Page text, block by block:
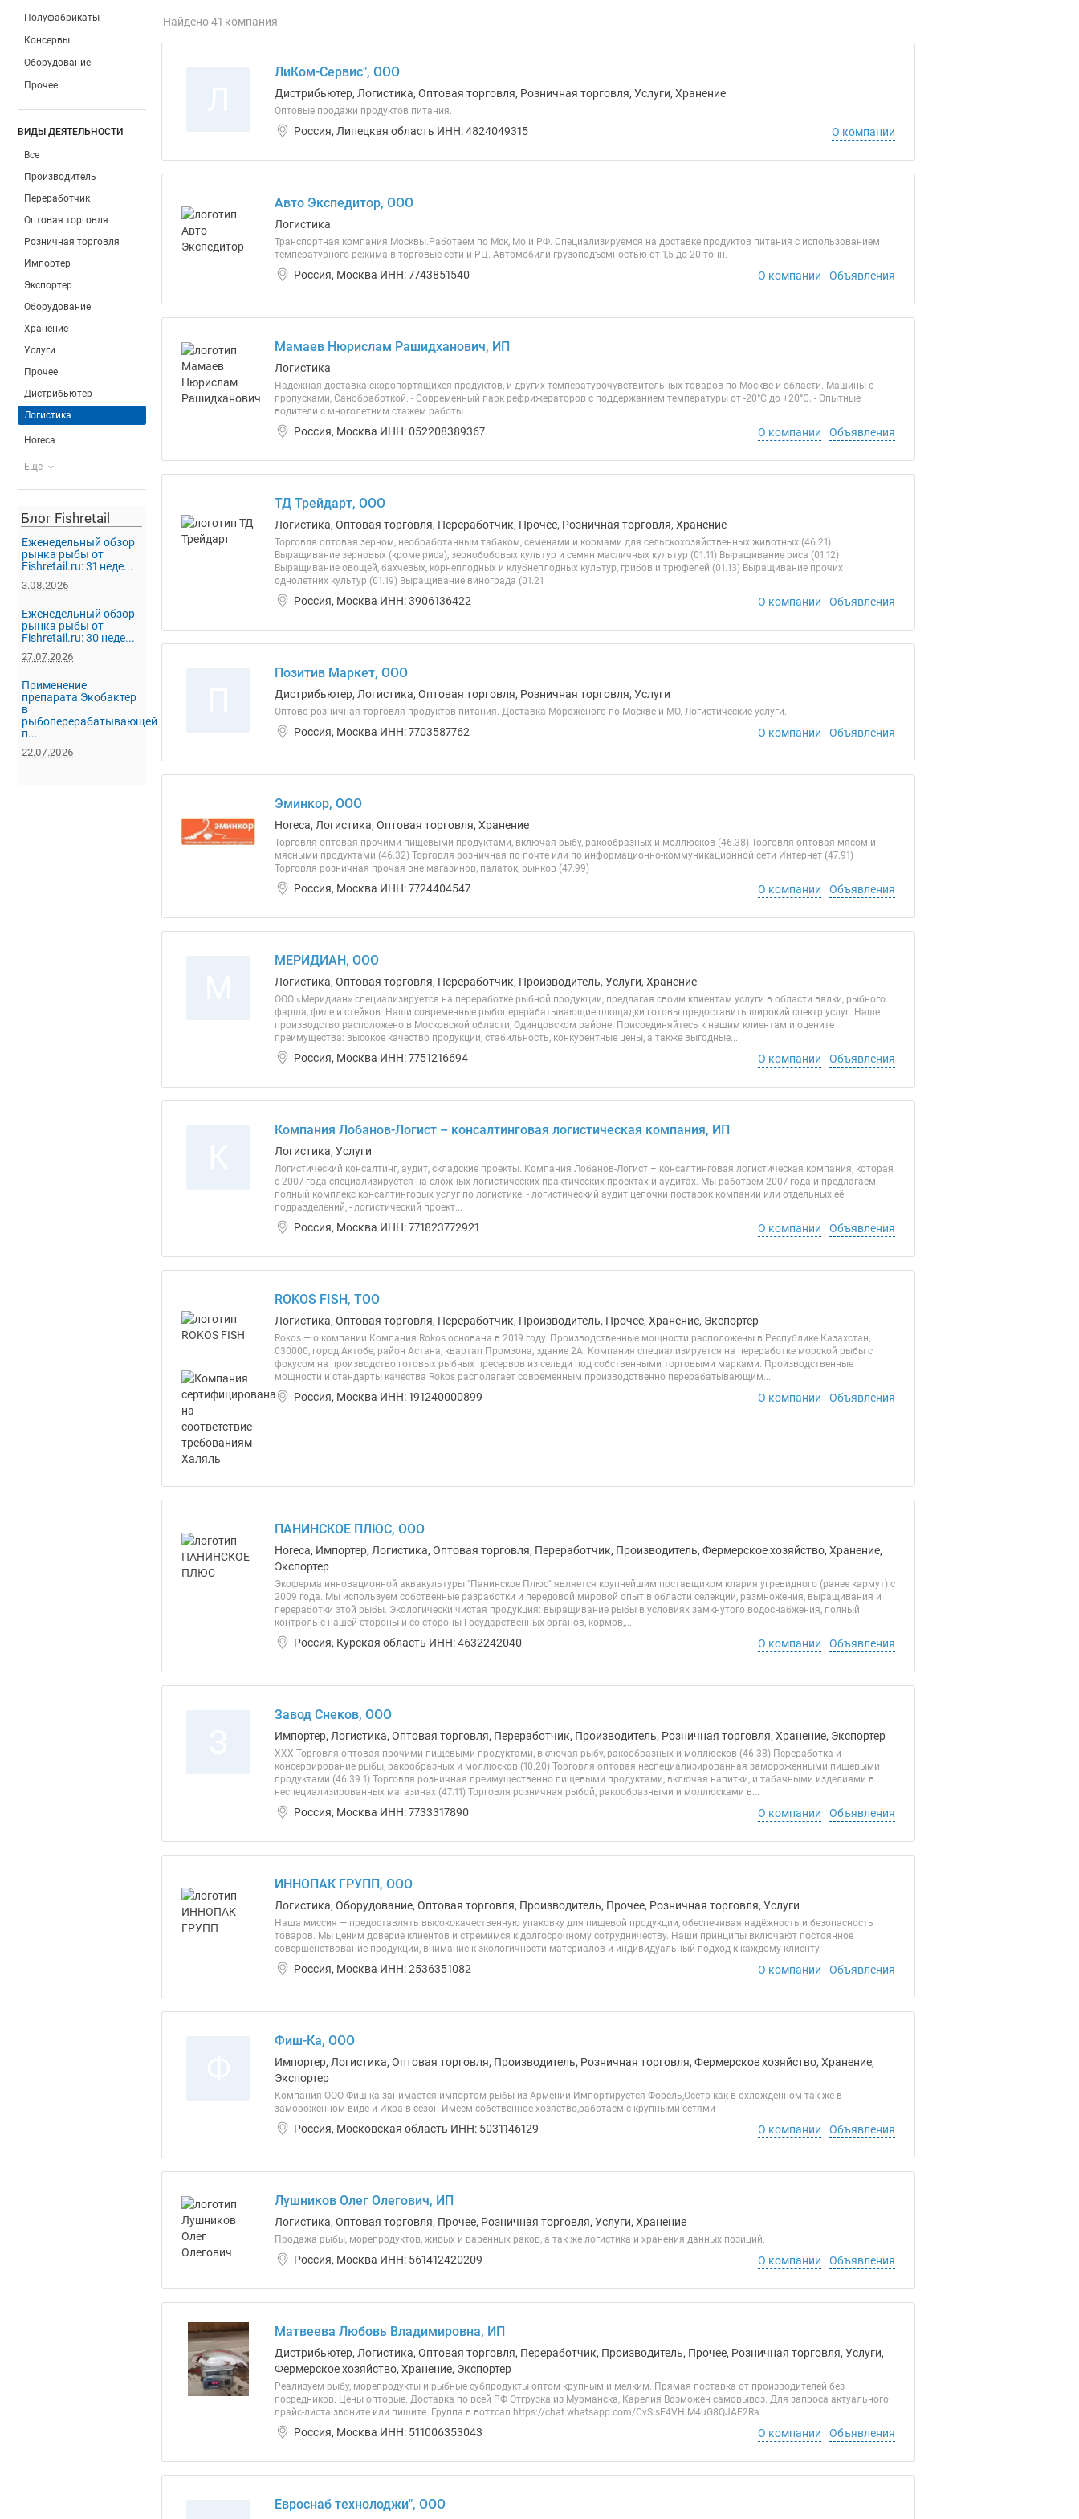
Полуфабрикаты
Консервы
Оборудование
Прочее
ВИДЫ ДЕЯТЕЛЬНОСТИ
Все
Производитель
Переработчик
Оптовая торговля
Розничная торговля
Импортер
Экспортер
Оборудование
Хранение
Услуги
Прочее
Дистрибьютер
Логистика
Horeca
Ещё
Блог Fishretail
Еженедельный обзор
рынка рыбы от
Fishretail.ru: 31 неде...
3.08.2026
Еженедельный обзор
рынка рыбы от
Fishretail.ru: 30 неде...
27.07.2026
Применение
препарата Экобактер
в
рыбоперерабатывающей
п...
22.07.2026
Найдено 41 компания
ЛиКом-Сервис", ООО
Дистрибьютер, Логистика, Оптовая торговля, Розничная торговля, Услуги, Хранение
Оптовые продажи продуктов питания.
Россия, Липецкая область ИНН: 4824049315 О компании
Авто Экспедитор, ООО
Логистика
Транспортная компания Москвы.Работаем по Мск, Мо и РФ. Специализируемся на доставке продуктов питания с использованием
температурного режима в торговые сети и РЦ. Автомобили грузоподъемностью от 1,5 до 20 тонн.
Россия, Москва ИНН: 7743851540 О компании Объявления
Мамаев Нюрислам Рашидханович, ИП
Логистика
Надежная доставка скоропортящихся продуктов, и других температурочувствительных товаров по Москве и области. Машины с
пропусками, Санобработкой. - Современный парк рефрижераторов с поддержанием температуры от -20°С до +20°С. - Опытные
водители с многолетним стажем работы.
Россия, Москва ИНН: 052208389367 О компании Объявления
ТД Трейдарт, ООО
Логистика, Оптовая торговля, Переработчик, Прочее, Розничная торговля, Хранение
Торговля оптовая зерном, необработанным табаком, семенами и кормами для сельскохозяйственных животных (46.21)
Выращивание зерновых (кроме риса), зернобобовых культур и семян масличных культур (01.11) Выращивание риса (01.12)
Выращивание овощей, бахчевых, корнеплодных и клубнеплодных культур, грибов и трюфелей (01.13) Выращивание прочих
однолетних культур (01.19) Выращивание винограда (01.21
Россия, Москва ИНН: 3906136422 О компании Объявления
Позитив Маркет, ООО
Дистрибьютер, Логистика, Оптовая торговля, Розничная торговля, Услуги
Оптово-розничная торговля продуктов питания. Доставка Мороженого по Москве и МО. Логистические услуги.
Россия, Москва ИНН: 7703587762 О компании Объявления
Эминкор, ООО
Horeca, Логистика, Оптовая торговля, Хранение
Торговля оптовая прочими пищевыми продуктами, включая рыбу, ракообразных и моллюсков (46.38) Торговля оптовая мясом и
мясными продуктами (46.32) Торговля розничная по почте или по информационно-коммуникационной сети Интернет (47.91)
Торговля розничная прочая вне магазинов, палаток, рынков (47.99)
Россия, Москва ИНН: 7724404547 О компании Объявления
МЕРИДИАН, ООО
Логистика, Оптовая торговля, Переработчик, Производитель, Услуги, Хранение
ООО «Меридиан» специализируется на переработке рыбной продукции, предлагая своим клиентам услуги в области вялки, рыбного
фарша, филе и стейков. Наши современные рыбоперерабатывающие площадки готовы предоставить широкий спектр услуг. Наше
производство расположено в Московской области, Одинцовском районе. Присоединяйтесь к нашим клиентам и оцените
преимущества: высокое качество продукции, стабильность, конкурентные цены, а также выгодные...
Россия, Москва ИНН: 7751216694 О компании Объявления
Компания Лобанов-Логист – консалтинговая логистическая компания, ИП
Логистика, Услуги
Логистический консалтинг, аудит, складские проекты. Компания Лобанов-Логист – консалтинговая логистическая компания, которая
с 2007 года специализируется на сложных логистических практических проектах и аудитах. Мы работаем 2007 года и предлагаем
полный комплекс консалтинговых услуг по логистике: - логистический аудит цепочки поставок компании или отдельных её
подразделений, - логистический проект...
Россия, Москва ИНН: 771823772921 О компании Объявления
ROKOS FISH, ТОО
Логистика, Оптовая торговля, Переработчик, Производитель, Прочее, Хранение, Экспортер
Rokos — о компании Компания Rokos основана в 2019 году. Производственные мощности расположены в Республике Казахстан,
030000, город Актобе, район Астана, квартал Промзона, здание 2А. Компания специализируется на переработке морской рыбы с
фокусом на производство готовых рыбных пресервов из сельди под собственными торговыми марками. Производственные
мощности и стандарты качества Rokos располагает современным производственно перерабатывающим...
Россия, Москва ИНН: 191240000899 О компании Объявления
ПАНИНСКОЕ ПЛЮС, ООО
Horeca, Импортер, Логистика, Оптовая торговля, Переработчик, Производитель, Фермерское хозяйство, Хранение,
Экспортер
Экоферма инновационной аквакультуры "Панинское Плюс" является крупнейшим поставщиком клария угревидного (ранее кармут) с
2009 года. Мы используем собственные разработки и передовой мировой опыт в области селекции, размножения, выращивания и
переработки этой рыбы. Экологически чистая продукция: выращивание рыбы в условиях замкнутого водоснабжения, полный
контроль с нашей стороны и со стороны Государственных органов, кормов,...
Россия, Курская область ИНН: 4632242040 О компании Объявления
Завод Снеков, ООО
Импортер, Логистика, Оптовая торговля, Переработчик, Производитель, Розничная торговля, Хранение, Экспортер
ХХХ Торговля оптовая прочими пищевыми продуктами, включая рыбу, ракообразных и моллюсков (46.38) Переработка и
консервирование рыбы, ракообразных и моллюсков (10.20) Торговля оптовая неспециализированная замороженными пищевыми
продуктами (46.39.1) Торговля розничная преимущественно пищевыми продуктами, включая напитки, и табачными изделиями в
неспециализированных магазинах (47.11) Торговля розничная рыбой, ракообразными и моллюсками в...
Россия, Москва ИНН: 7733317890 О компании Объявления
ИННОПАК ГРУПП, ООО
Логистика, Оборудование, Оптовая торговля, Производитель, Прочее, Розничная торговля, Услуги
Наша миссия — предоставлять высококачественную упаковку для пищевой продукции, обеспечивая надёжность и безопасность
товаров. Мы ценим доверие клиентов и стремимся к долгосрочному сотрудничеству. Наши принципы включают постоянное
совершенствование продукции, внимание к экологичности материалов и индивидуальный подход к каждому клиенту.
Россия, Москва ИНН: 2536351082 О компании Объявления
Фиш-Ка, ООО
Импортер, Логистика, Оптовая торговля, Производитель, Розничная торговля, Фермерское хозяйство, Хранение,
Экспортер
Компания ООО Фиш-ка занимается импортом рыбы из Армении Импортируется Форель,Осетр как в охложденном так же в
замороженном виде и Икра в сезон Имеем собственное хозяство,работаем с крупными сетями
Россия, Московская область ИНН: 5031146129 О компании Объявления
Лушников Олег Олегович, ИП
Логистика, Оптовая торговля, Прочее, Розничная торговля, Услуги, Хранение
Продажа рыбы, морепродуктов, живых и варенных раков, а так же логистика и хранения данных позиций.
Россия, Москва ИНН: 561412420209 О компании Объявления
Матвеева Любовь Владимировна, ИП
Дистрибьютер, Логистика, Оптовая торговля, Переработчик, Производитель, Прочее, Розничная торговля, Услуги,
Фермерское хозяйство, Хранение, Экспортер
Реализуем рыбу, морепродукты и рыбные субпродукты оптом крупным и мелким. Прямая поставка от производителей без
посредников. Цены оптовые. Доставка по всей РФ Отгрузка из Мурманска, Карелия Возможен самовывоз. Для запроса актуального
прайс-листа звоните или пишите. Группа в воттсап https://chat.whatsapp.com/CvSisE4VHiM4uG8QJAF2Ra
Россия, Москва ИНН: 511006353043 О компании Объявления
Евроснаб технолоджи", ООО